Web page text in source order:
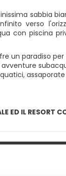
ED IL RESORT
un paradiso
sabbia
verso
con piscina